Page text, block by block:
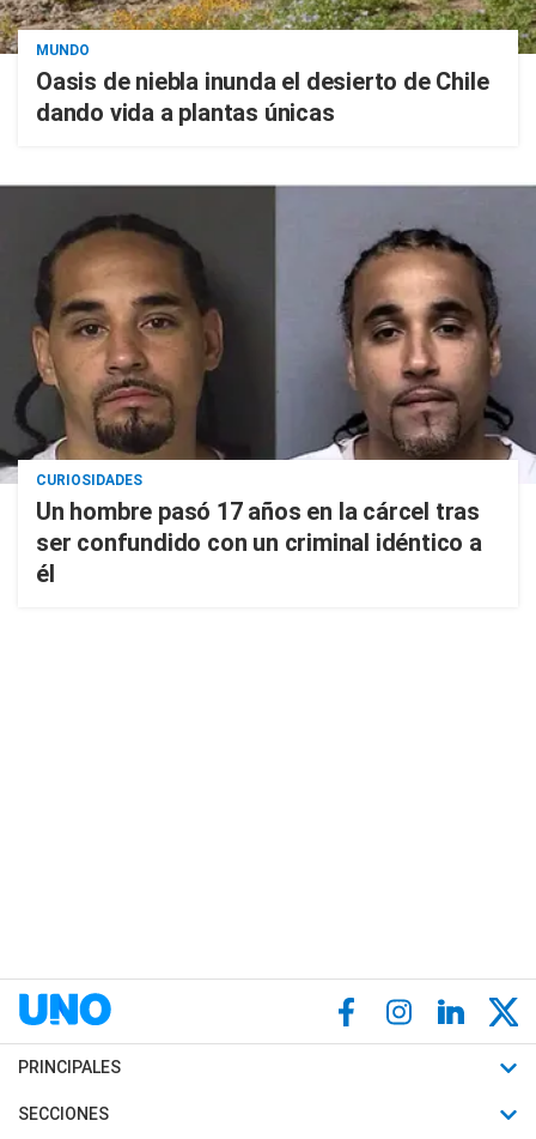
MUNDO
Oasis de niebla inunda el desierto de Chile
dando vida a plantas únicas
CURIOSIDADES
Un hombre pasó 17 años en la cárcel tras
ser confundido con un criminal idéntico a
él
PRINCIPALES
Últimas Noticias
SECCIONES